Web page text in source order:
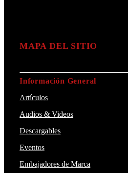
MAPA DEL SITIO
Información General
Artículos
Audios & Videos
Descargables
Eventos
Embajadores de Marca